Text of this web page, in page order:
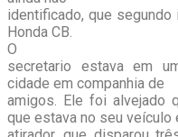
identificado, que
Honda CB.
O
secretario estava em
cidade em companhia de
amigos. Ele foi alvejado
que estava no seu